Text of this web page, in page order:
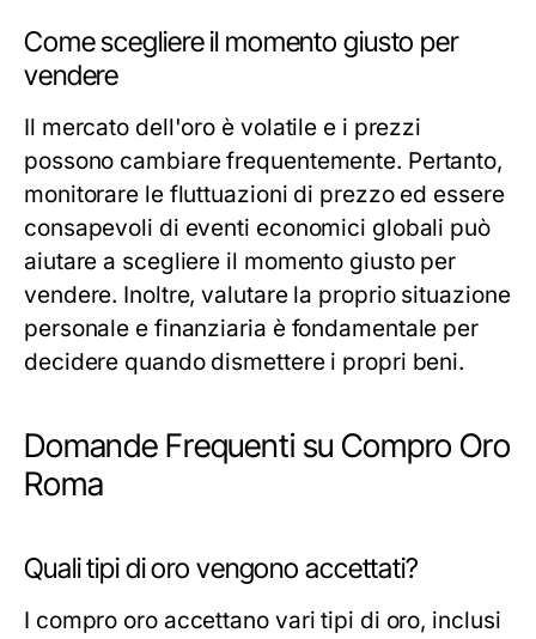
Come scegliere il momento giusto per
vendere
Il mercato dell'oro è volatile e i prezzi
possono cambiare frequentemente. Pertanto,
monitorare le fluttuazioni di prezzo ed essere
consapevoli di eventi economici globali può
aiutare a scegliere il momento giusto per
vendere. Inoltre, valutare la proprio situazione
personale e finanziaria è fondamentale per
decidere quando dismettere i propri beni.
Domande Frequenti su Compro Oro
Roma
Quali tipi di oro vengono accettati?
I compro oro accettano vari tipi di oro, inclusi